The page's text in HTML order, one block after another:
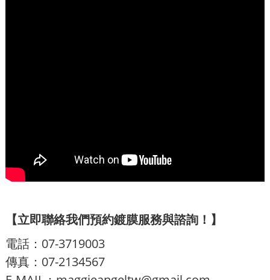
【立即聯絡我們預約鍍膜服務與諮詢！】
電話：07-3719003
傳真：07-2134567